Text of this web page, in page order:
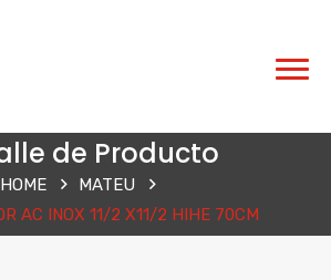
de Producto
HOME
MATEU
AC INOX 11/2 X11/2 HIHE 70CM